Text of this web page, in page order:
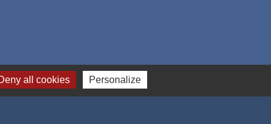
all cookies Personalize